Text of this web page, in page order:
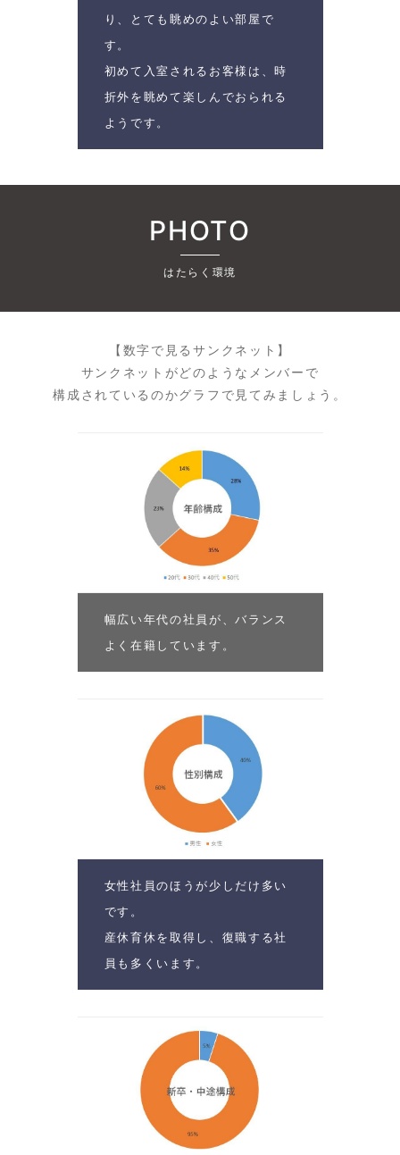
り、とても眺めのよい部屋で
す。
初めて入室されるお客様は、時
折外を眺めて楽しんでおられる
ようです。
PHOTO
はたらく環境
【数字で見るサンクネット】
サンクネットがどのようなメンバーで
構成されているのかグラフで見てみましょう。
幅広い年代の社員が、バランス
よく在籍しています。
女性社員のほうが少しだけ多い
です。
産休育休を取得し、復職する社
員も多くいます。